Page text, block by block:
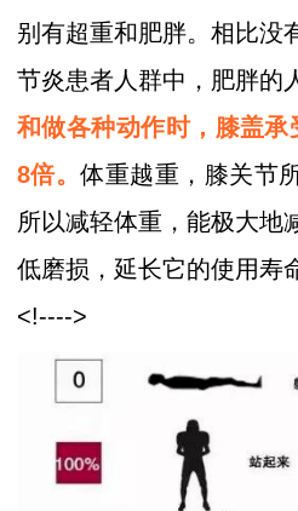
别有超重和肥胖。相比没
节炎患者人群中，肥胖的
和做各种动作时，膝盖承
8倍。体重越重，膝关节
所以减轻体重，能极大地
低磨损，延长它的使用寿
<!---->